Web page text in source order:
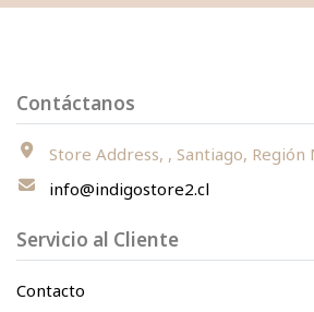
Contáctanos
Store Address, , Santiago,
info@indigostore2.cl
Servicio al Cliente
Contacto